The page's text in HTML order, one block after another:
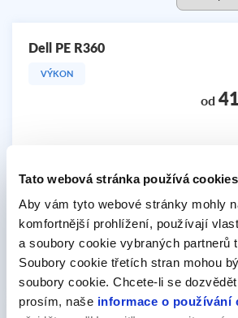
Tato webová stránka používá cookies
Aby vám tyto webové stránky mohly
komfortnější prohlížení, používají
a soubory cookie vybraných partnerů
Soubory cookie třetích stran mohou
soubory cookie. Chcete-li se
prosím, naše informace o používání
Dell PE R360
VÝKON
CPU:
Intel Xeon 6369P 8C
(8x 3.3 GHz)
RAM:
64 GB
STORAGE:
2x 960 GB SSD SATA
od